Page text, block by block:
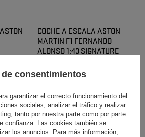
antes
-20%
COCHE A ESCALA ASTON
MARTIN F1 FERNANDO
ALONSO 1:43 SIGNATURE
30,00 €
consentimientos
garantizar el correcto funcionamiento del
sociales, analizar el tráfico y realizar
tanto por nuestra parte como por parte
confianza. Las cookies también se
los anuncios. Para más información,